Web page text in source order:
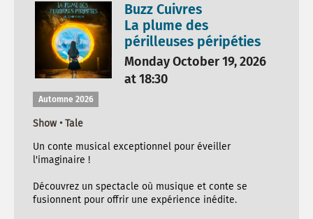
Buzz Cuivres
La plume des
périlleuses péripéties
Monday October 19, 2026
at 18:30
Automne 2026
Show • Tale
Un conte musical exceptionnel pour éveiller
l'imaginaire !
Découvrez un spectacle où musique et conte se
fusionnent pour offrir une expérience inédite.